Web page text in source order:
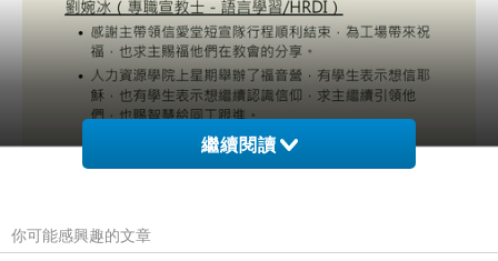
繼續閱讀
你可能感興趣的文章